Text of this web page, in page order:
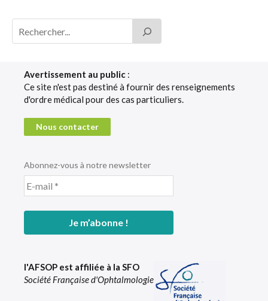
Avertissement au public :
Ce site n'est pas destiné à fournir des renseignements
d'ordre médical pour des cas particuliers.
Nous contacter
Abonnez-vous à notre newsletter
l'AFSOP est affiliée à la SFO
Société Française d'Ophtalmologie